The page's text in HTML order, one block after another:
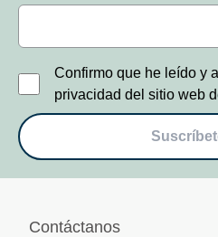
Confirmo que he leído y
privacidad del sitio web
Contáctanos